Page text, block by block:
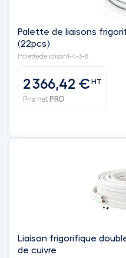
Palette de liaisons
(22pcs)
Palettedeliaison1-4-3-8
2 366,42 €HT
Prix net PRO
Liaison frigorifique
de cuivre